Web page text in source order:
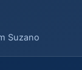
Suzano